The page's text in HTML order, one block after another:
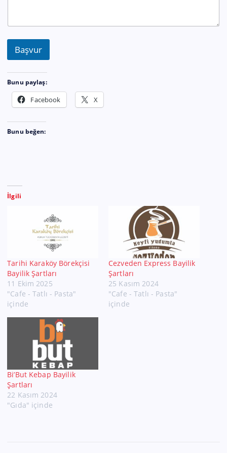
Başvur
Bunu paylaş:
Facebook X
Bunu beğen:
İlgili
Tarihi Karaköy Börekçisi
Bayilik Şartları
11 Ekim 2025
"Cafe - Tatlı - Pasta"
içinde
Cezveden Express Bayilik
Şartları
25 Kasım 2024
"Cafe - Tatlı - Pasta"
içinde
Bi’But Kebap Bayilik
Şartları
22 Kasım 2024
"Gıda" içinde